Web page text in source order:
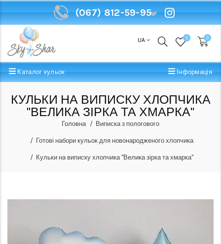
(067) 812-59-95
UA 0 0
Каталог кульок Інформація
КУЛЬКИ НА ВИПИСКУ ХЛОПЧИКА
"ВЕЛИКА ЗІРКА ТА ХМАРКА"
Головна Виписка з пологового
Готові набори кульок для новонародженого хлопчика
Кульки на виписку хлопчика "Велика зірка та хмарка"